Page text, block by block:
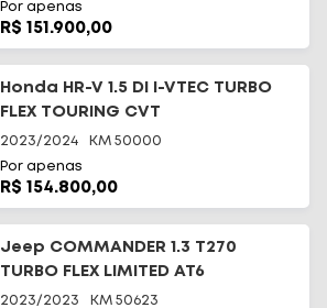
Por apenas
R$ 151.900,00
Honda HR-V 1.5 DI I-VTEC TURBO
FLEX TOURING CVT
2023/2024 KM 50000
Por apenas
R$ 154.800,00
Jeep COMMANDER 1.3 T270
TURBO FLEX LIMITED AT6
2023/2023 KM 50623